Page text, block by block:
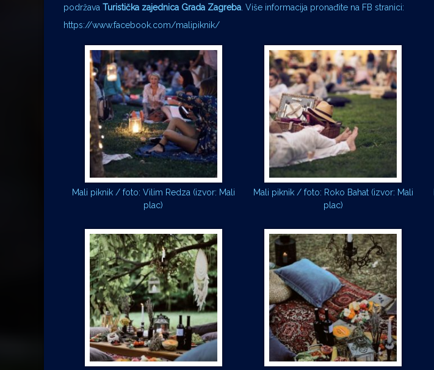
podržava Turistička zajednica Grada Zagreba . Više informacija pronađite na FB stranici:
https://www.facebook.com/malipiknik/
Mali piknik / foto: Vilim Redza (izvor: Mali
plac)
Mali piknik / foto: Roko Bahat (izvor: Mali
plac)